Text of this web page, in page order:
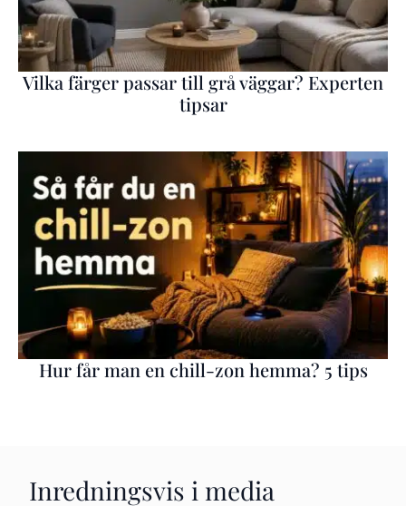
Vilka färger passar till grå väggar? Experten
tipsar
Hur får man en chill-zon hemma? 5 tips
Inredningsvis i media